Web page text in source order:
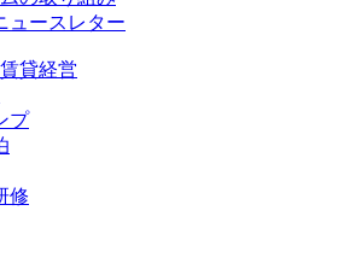
ュースレター
貸経営
プ
修